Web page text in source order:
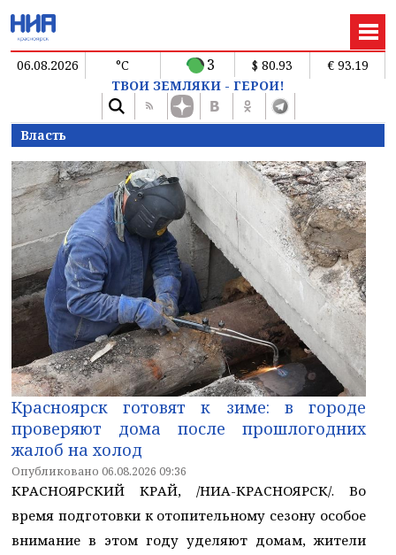
06.08.2026 °C 3 $ 80.93
€ 93.19
ТВОИ ЗЕМЛЯКИ - ГЕРОИ!
Власть
Красноярск готовят к зиме: в городе
проверяют дома после прошлогодних
жалоб на холод
Опубликовано 06.08.2026 09:36
КРАСНОЯРСКИЙ КРАЙ, /НИА-КРАСНОЯРСК/. Во
время подготовки к отопительному сезону особое
внимание в этом году уделяют домам, жители